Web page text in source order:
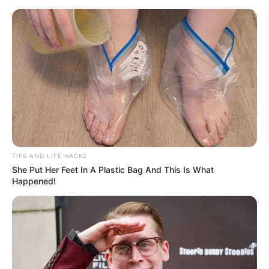
MENU
ET
WIDGETS
QUINTÉ PRIX DE LA TOUR
TIPS AND LIFE HACKS
She Put Her Feet In A Plastic Bag And This Is What
Happened!